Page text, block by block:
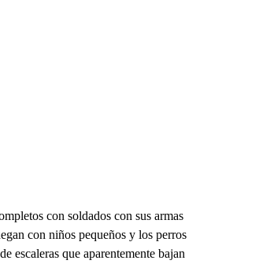
con soldados con sus armas
con niños pequeños y los perros
escaleras que aparentemente bajan